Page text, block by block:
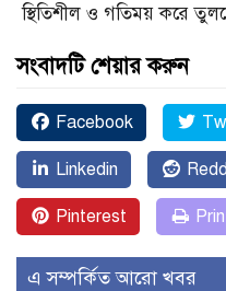
স্থিতিশীল ও গতিময় করে
সংবাদটি শেয়ার করুন
Facebook
Linkedin
Pinterest
এ সম্পর্কিত আরো খবর